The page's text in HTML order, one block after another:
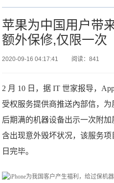
苹果为中国用户带
额外保修,仅限一次
2020-09-16 04:17:41 阅读：841
2 月 10 日，据 IT 世家报导，
受权服务提供商推送內部信，为
后期满的机器设备出示一次附
含出现意外毁坏状况，该服务项
日完毕。